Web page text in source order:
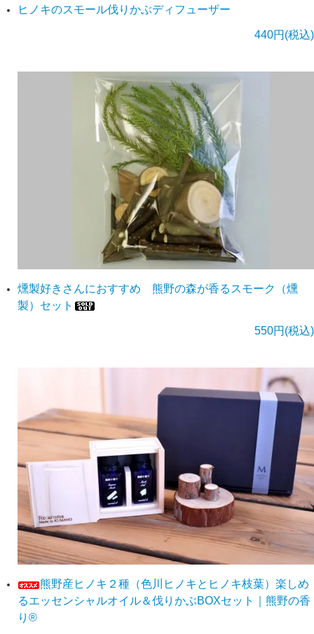
ヒノキのスモール伐りかぶディフューザー
440円(税込)
燻製好きさんにおすすめ 熊野の森が香るスモーク（燻
製）セット
550円(税込)
熊野産ヒノキ２種（色川ヒノキとヒノキ枝葉）楽しめ
るエッセンシャルオイル＆伐りかぶBOXセット｜熊野の香
り®